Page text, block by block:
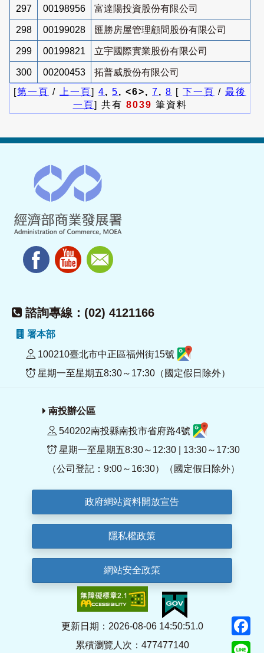
297 00198956 富達陽投資股份有限公司
298 00199028 匯勝房屋管理顧問股份有限公司
299 00199821 立宇國際實業股份有限公司
300 00200453
拓普威股份有限公司
[第一頁 / 上一頁] 4, 5, <6>, 7, 8 [ 下一頁 / 最後
一頁] 共有 8039 筆資料
諮詢專線：(02) 4121166
署本部
100210臺北市中正區福州街15號
星期一至星期五8:30～17:30（國定假日除外）
南投辦公區
540202南投縣南投市省府路4號
星期一至星期五8:30～12:30 | 13:30～17:30
（公司登記：9:00～16:30）（國定假日除外）
政府網站資料開放宣告
隱私權政策
網站安全政策
更新日期：2026-08-06 14:50:51.0
累積瀏覽人次：477477140